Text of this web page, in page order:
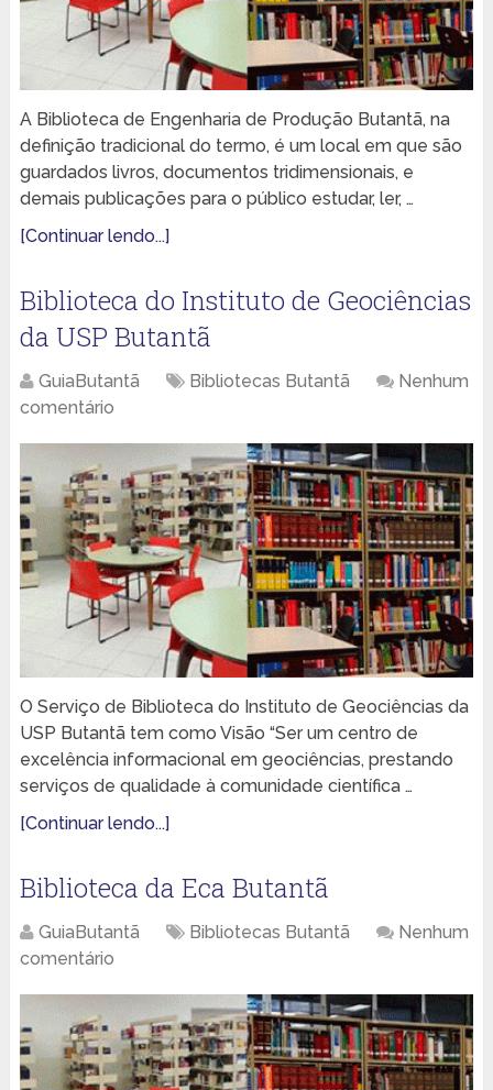
A Biblioteca de Engenharia de Produção Butantã, na
definição tradicional do termo, é um local em que são
guardados livros, documentos tridimensionais, e
demais publicações para o público estudar, ler, …
[Continuar lendo...]
Biblioteca do Instituto de Geociências
da USP Butantã
GuiaButantã Bibliotecas Butantã
Nenhum
comentário
O Serviço de Biblioteca do Instituto de Geociências da
USP Butantã tem como Visão “Ser um centro de
excelência informacional em geociências, prestando
serviços de qualidade à comunidade científica …
[Continuar lendo...]
Biblioteca da Eca Butantã
GuiaButantã Bibliotecas Butantã
Nenhum
comentário